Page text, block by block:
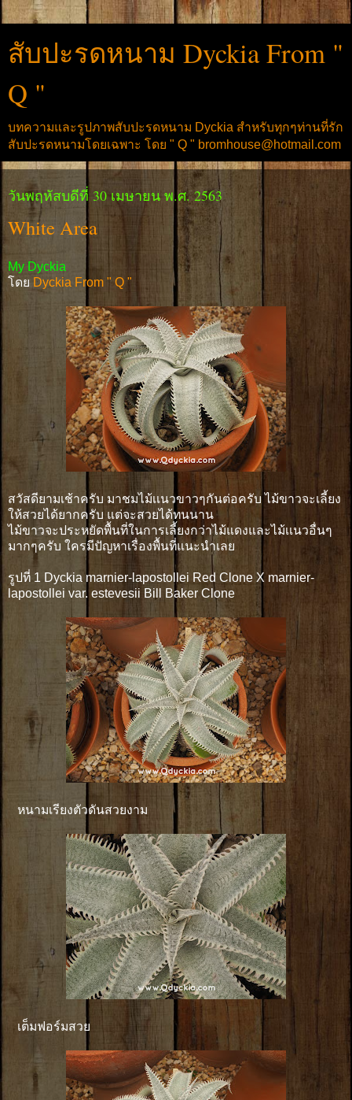
สับปะรดหนาม Dyckia From "
Q "
บทความและรูปภาพสับปะรดหนาม Dyckia สำหรับทุกๆท่านที่รัก
สับปะรดหนามโดยเฉพาะ โดย " Q " bromhouse@hotmail.com
วันพฤหัสบดีที่ 30 เมษายน พ.ศ. 2563
White Area
My Dyckia
โดย Dyckia From " Q "
สวัสดียามเช้าครับ มาชมไม้เเนวขาวๆกันต่อครับ ไม้ขาวจะเลี้ยง
ให้สวยได้ยากครับ แต่จะสวยได้ทนนาน
ไม้ขาวจะประหยัดพื้นที่ในการเลี้ยงกว่าไม้แดงและไม้เเนวอื่นๆ
มากๆครับ ใครมีปัญหาเรื่องพื้นที่แนะนำเลย
รูปที่ 1 Dyckia marnier-lapostollei Red Clone X marnier-
lapostollei var. estevesii Bill Baker Clone
หนามเรียงตัวดันสวยงาม
เต็มฟอร์มสวย